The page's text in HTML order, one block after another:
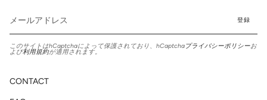
登録
このサイトはhCaptchaによって保護されており、hCaptchaプライバシーポリシーお
よび利用規約が適用されます。
CONTACT